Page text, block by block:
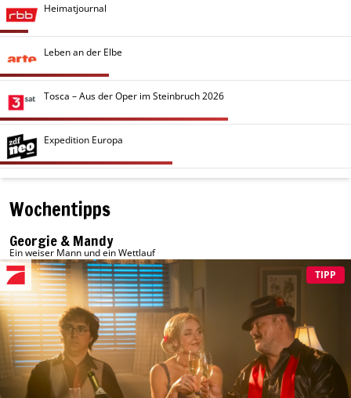
Wochentipps
Georgie & Mandy
Ein weiser Mann und ein Wettlauf
TIPP
Heimatjournal
Leben an der Elbe
Tosca – Aus der Oper im Steinbruch 2026
Expedition Europa